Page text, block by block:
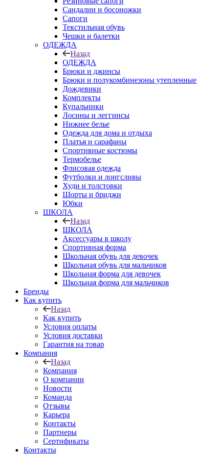
Сандалии и босоножки
Сапоги
Текстильная обувь
Чешки и балетки
ОДЕЖДА
Назад
ОДЕЖДА
Брюки и джинсы
Брюки и полукомбинезоны утепленные
Дождевики
Комплекты
Купальники
Лосины и леггинсы
Нижнее белье
Одежда для дома и отдыха
Платья и сарафаны
Спортивные костюмы
Термобелье
Флисовая одежда
Футболки и лонгсливы
Худи и толстовки
Шорты и бриджи
Юбки
ШКОЛА
Назад
ШКОЛА
Аксессуары в школу
Спортивная форма
Школьная обувь для девочек
Школьная обувь для мальчиков
Школьная форма для девочек
Школьная форма для мальчиков
Бренды
Как купить
Назад
Как купить
Условия оплаты
Условия доставки
Гарантия на товар
Компания
Назад
Компания
О компании
Новости
Команда
Отзывы
Карьера
Контакты
Партнеры
Сертификаты
Контакты